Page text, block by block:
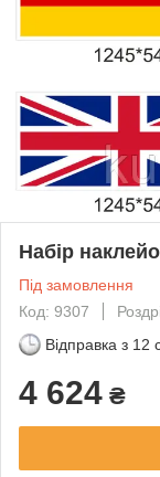
Набір
Під замовлення
Код: 9307
Відправка з 12
4 624 ₴